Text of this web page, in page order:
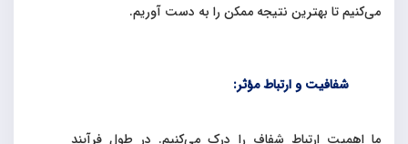
می‌کنیم تا بهترین نتیجه ممکن را به دست آوریم.
شفافیت و ارتباط مؤثر:
ما اهمیت ارتباط شفاف را درک می‌کنیم. در طول فرآیند